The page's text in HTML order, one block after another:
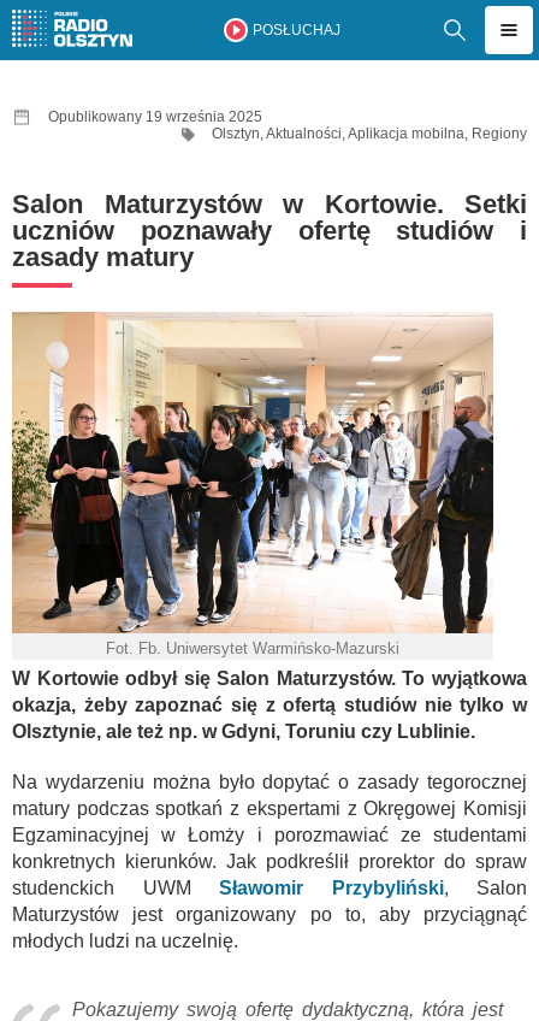
POSŁUCHAJ
Opublikowany 19 września 2025
Olsztyn,Aktualności,Aplikacja mobilna, Regiony
Salon Maturzystów w Kortowie. Setki
uczniów poznawały ofertę studiów i
zasady matury
Fot. Fb. Uniwersytet Warmińsko-Mazurski
W Kortowie odbył się Salon Maturzystów. To wyjątkowa
okazja, żeby zapoznać się z ofertą studiów nie tylko w
Olsztynie, ale też np. w Gdyni, Toruniu czy Lublinie.
Na wydarzeniu można było dopytać o zasady tegorocznej
matury podczas spotkań z ekspertami z Okręgowej Komisji
Egzaminacyjnej w Łomży i porozmawiać ze studentami
konkretnych kierunków. Jak podkreślił prorektor do spraw
studenckich UWM Sławomir Przybyliński, Salon
Maturzystów jest organizowany po to, aby przyciągnąć
młodych ludzi na uczelnię.
Pokazujemy swoją ofertę dydaktyczną, która jest